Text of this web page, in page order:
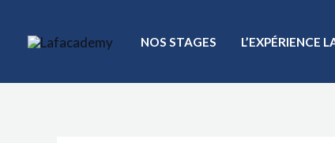
NOS STAGES L’EXPÉRIENCE